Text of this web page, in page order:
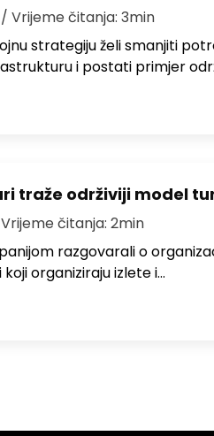
/ Vrijeme čitanja: 3min
strategiju želi smanjiti
i postati primjer
traže održiviji model
čitanja: 2min
razgovarali o
organiziraju izlete i…